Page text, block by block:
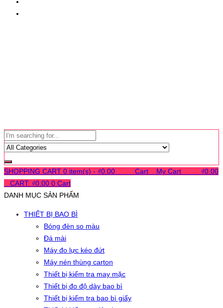
SHOPPING CART 0 item(s) - ₫0.00 Cart My Cart ₫0.00
CART: ₫0.00 0 Cart
DANH MỤC SẢN PHẨM
THIẾT BỊ BAO BÌ
Bóng đèn so màu
Đá mài
Máy đo lực kéo đứt
Máy nén thùng carton
Thiết bị kiểm tra may mặc
Thiết bị đo độ dày bao bì
Thiết bị kiểm tra bao bì giấy